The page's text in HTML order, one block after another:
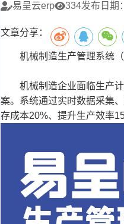
易呈云erp 334发布日期
文章分享：
机械制造生产管理系统（
机械制造企业面临生产计
案。系统通过实时数据采集
存成本20%、提升生产效率